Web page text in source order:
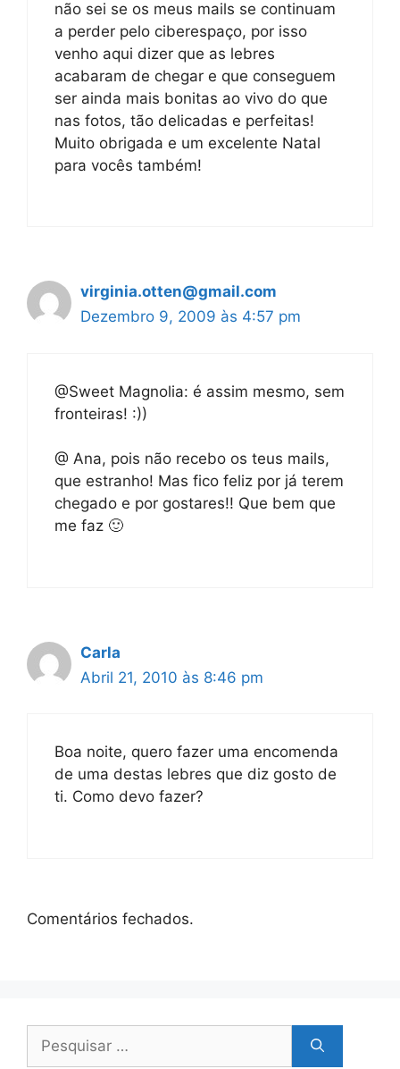
não sei se os meus mails se continuam
a perder pelo ciberespaço, por isso
venho aqui dizer que as lebres
acabaram de chegar e que conseguem
ser ainda mais bonitas ao vivo do que
nas fotos, tão delicadas e perfeitas!
Muito obrigada e um excelente Natal
para vocês também!
virginia.otten@gmail.com
Dezembro 9, 2009 às 4:57 pm
@Sweet Magnolia: é assim mesmo, sem
fronteiras! :))
@ Ana, pois não recebo os teus mails,
que estranho! Mas fico feliz por já terem
chegado e por gostares!! Que bem que
me faz 🙂
Carla
Abril 21, 2010 às 8:46 pm
Boa noite, quero fazer uma encomenda
de uma destas lebres que diz gosto de
ti. Como devo fazer?
Comentários fechados.
por: